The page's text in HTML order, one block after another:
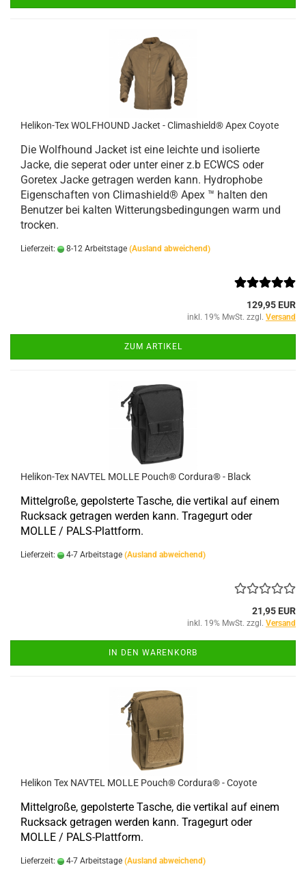
Helikon-Tex WOLFHOUND Jacket - Climashield® Apex Coyote
Die Wolfhound Jacket ist eine leichte und isolierte
Jacke, die seperat oder unter einer z.b ECWCS oder
Goretex Jacke getragen werden kann. Hydrophobe
Eigenschaften von Climashield® Apex ™ halten den
Benutzer bei kalten Witterungsbedingungen warm und
trocken.
Lieferzeit: 8-12 Arbeitstage (Ausland abweichend)
129,95 EUR
inkl. 19% MwSt. zzgl. Versand
ZUM ARTIKEL
Helikon-Tex NAVTEL MOLLE Pouch® Cordura® - Black
Mittelgroße, gepolsterte Tasche, die vertikal auf einem
Rucksack getragen werden kann. Tragegurt oder
MOLLE / PALS-Plattform.
Lieferzeit: 4-7 Arbeitstage (Ausland abweichend)
21,95 EUR
inkl. 19% MwSt. zzgl. Versand
IN DEN WARENKORB
Helikon Tex NAVTEL MOLLE Pouch® Cordura® - Coyote
Mittelgroße, gepolsterte Tasche, die vertikal auf einem
Rucksack getragen werden kann. Tragegurt oder
MOLLE / PALS-Plattform.
Lieferzeit: 4-7 Arbeitstage (Ausland abweichend)